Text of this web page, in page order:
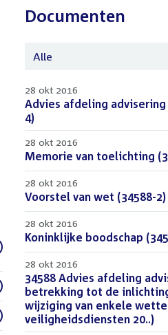
Documenten
Alle
28 okt 2016
Download
bestand:
Advies afdeling advisering
4)
28 okt 2016
Download
bestand:
Memorie van toelichting
28 okt 2016
Download
bestand:
Voorstel van wet (34588-2)
28 okt 2016
Download
bestand:
Koninklijke boodschap
28 okt 2016
Download
bestand:
34588 Advies afdeling
betrekking tot de
wijziging van enkele
veiligheidsdiensten 20..)